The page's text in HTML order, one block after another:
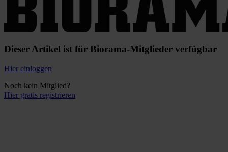
Dieser Artikel ist für Biorama-Mitglieder verfügbar
Hier einloggen
Noch kein Mitglied?
Hier gratis registrieren